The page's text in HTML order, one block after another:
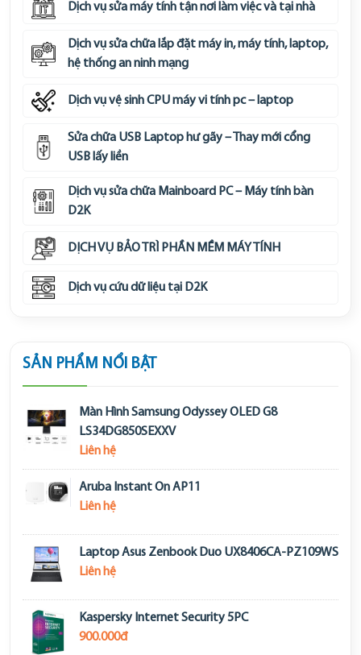
Dịch vụ sửa máy tính tận nơi làm việc và tại nhà
Dịch vụ sửa chữa lắp đặt máy in, máy tính, laptop,
hệ thống an ninh mạng
Dịch vụ vệ sinh CPU máy vi tính pc – laptop
Sửa chữa USB Laptop hư gãy – Thay mới cổng
USB lấy liền
Dịch vụ sửa chữa Mainboard PC – Máy tính bàn
D2K
DỊCH VỤ BẢO TRÌ PHẦN MỀM MÁY TÍNH
Dịch vụ cứu dữ liệu tại D2K
SẢN PHẨM NỔI BẬT
Màn Hình Samsung Odyssey OLED G8
LS34DG850SEXXV
Liên hệ
Aruba Instant On AP11
Liên hệ
Laptop Asus Zenbook Duo UX8406CA-PZ109WS
Liên hệ
Kaspersky Internet Security 5PC
900.000đ